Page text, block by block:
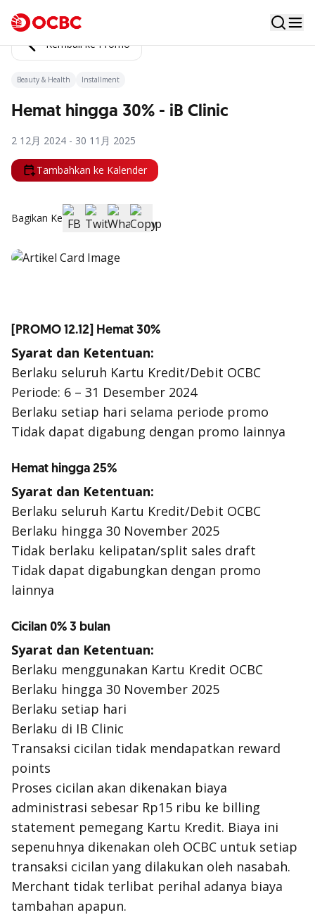
Kembali ke Promo
Beauty & Health Installment
Hemat hingga 30% - iB Clinic
2 12月 2024 - 30 11月 2025
Tambahkan ke Kalender
Bagikan Ke
[PROMO 12.12] Hemat 30%
Syarat dan Ketentuan:
Berlaku seluruh Kartu Kredit/Debit OCBC
Periode: 6 – 31 Desember 2024
Berlaku setiap hari selama periode promo
Tidak dapat digabung dengan promo lainnya
Hemat hingga 25%
Syarat dan Ketentuan:
Berlaku seluruh Kartu Kredit/Debit OCBC
Berlaku hingga 30 November 2025
Tidak berlaku kelipatan/split sales draft
Tidak dapat digabungkan dengan promo
lainnya
Cicilan 0% 3 bulan
Syarat dan Ketentuan:
Berlaku menggunakan Kartu Kredit OCBC
Berlaku hingga 30 November 2025
Berlaku setiap hari
Berlaku di IB Clinic
Transaksi cicilan tidak mendapatkan reward
points
Proses cicilan akan dikenakan biaya
administrasi sebesar Rp15 ribu ke billing
statement pemegang Kartu Kredit. Biaya ini
sepenuhnya dikenakan oleh OCBC untuk setiap
transaksi cicilan yang dilakukan oleh nasabah.
Merchant tidak terlibat perihal adanya biaya
tambahan apapun.